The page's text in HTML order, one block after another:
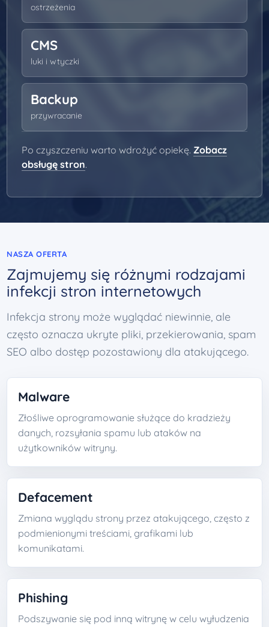
ostrzeżenia
CMS
luki i wtyczki
Backup
przywracanie
Po czyszczeniu warto wdrożyć opiekę. Zobacz
obsługę stron.
NASZA OFERTA
Zajmujemy się różnymi rodzajami
infekcji stron internetowych
Infekcja strony może wyglądać niewinnie, ale
często oznacza ukryte pliki, przekierowania, spam
SEO albo dostęp pozostawiony dla atakującego.
Malware
Złośliwe oprogramowanie służące do kradzieży
danych, rozsyłania spamu lub ataków na
użytkowników witryny.
Defacement
Zmiana wyglądu strony przez atakującego, często z
podmienionymi treściami, grafikami lub
komunikatami.
Phishing
Podszywanie się pod inną witrynę w celu wyłudzenia